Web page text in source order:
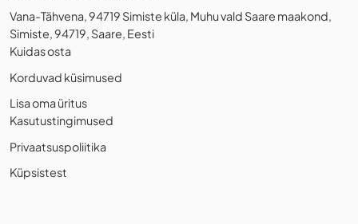
Vana-Tähvena, 94719 Simiste küla, Muhu vald Saare maakond,
Simiste, 94719, Saare, Eesti
Kuidas osta
Korduvad küsimused
Lisa oma üritus
Kasutustingimused
Privaatsuspoliitika
Küpsistest